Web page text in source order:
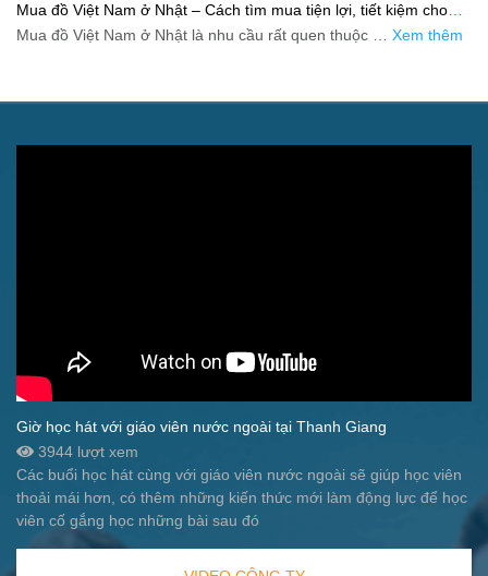
Mua đồ Việt Nam ở Nhật – Cách tìm mua tiện lợi, tiết kiệm cho
người xa quê
Mua đồ Việt Nam ở Nhật là nhu cầu rất quen thuộc … Xem thêm
Giờ học hát với giáo viên nước ngoài tại Thanh Giang
3944 lượt xem
Các buổi học hát cùng với giáo viên nước ngoài sẽ giúp học viên
thoải mái hơn, có thêm những kiến thức mới làm động lực để học
viên cố gắng học những bài sau đó